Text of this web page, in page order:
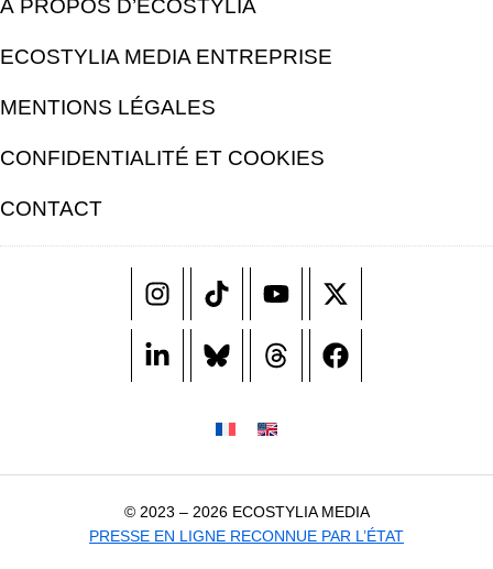
À PROPOS D’ECOSTYLIA
ECOSTYLIA MEDIA ENTREPRISE
MENTIONS LÉGALES
CONFIDENTIALITÉ ET COOKIES
CONTACT
© 2023 – 2026 ECOSTYLIA MEDIA
PRESSE EN LIGNE RECONNUE PAR L’ÉTAT